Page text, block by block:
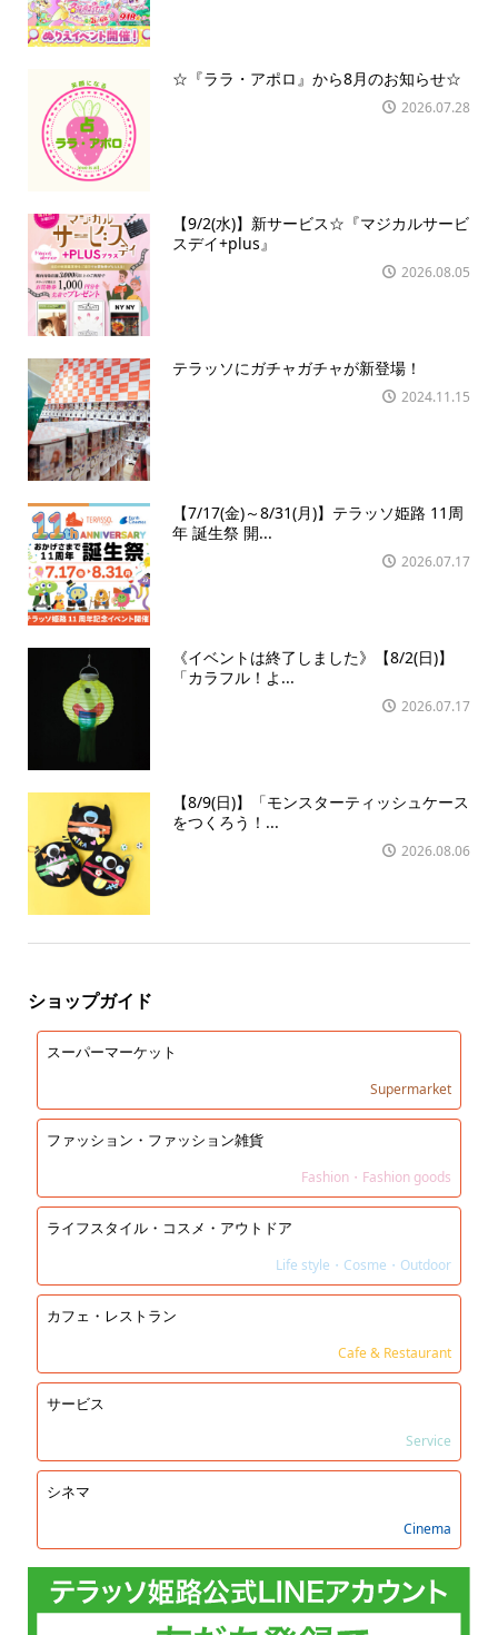
☆『ララ・アポロ』から8月のお知らせ☆
2026.07.28
【9/2(水)】新サービス☆『マジカルサービ
スデイ+plus』
2026.08.05
テラッソにガチャガチャが新登場！
2024.11.15
【7/17(金)～8/31(月)】テラッソ姫路 11周
年 誕生祭 開...
2026.07.17
《イベントは終了しました》【8/2(日)】
「カラフル！よ...
2026.07.17
【8/9(日)】「モンスターティッシュケース
をつくろう！...
2026.08.06
ショップガイド
スーパーマーケット
Supermarket
ファッション・ファッション雑貨
Fashion・Fashion goods
ライフスタイル・コスメ・アウトドア
Life style・Cosme・Outdoor
カフェ・レストラン
Cafe & Restaurant
サービス
Service
シネマ
Cinema